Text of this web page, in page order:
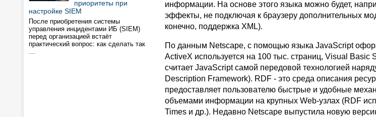
приоритеты при
настройке SIEM
После приобретения системы
управления инцидентами ИБ (SIEM)
перед организацией встаёт
практический вопрос: как сделать так
…
информации. На основе этого языка можно будет,
эффекты, не подключая к браузеру дополнительных
конечно, поддержка XML).
По данным Netscape, с помощью языка JavaScript
ActiveX используется на 100 тыс. страниц, Visual Basic
считает JavaScript самой передовой технологией
Description Framework). RDF - это среда описания
предоставляет пользователю быстрые и удобные
объемами информации на крупных Web-узлах (RDF
Times и др.). Недавно Netscape выпустила новую